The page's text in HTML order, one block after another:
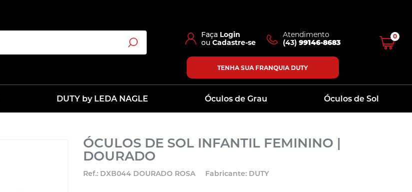
Faça Login
ouCadastre-se
Atendimento
(43)99146-8683
TENHA SUA FRANQUIA DUTY
0
DUTY by LEDA NAGLE Óculos de Grau Óculos de Sol
ÓCULOS DE SOL INFANTIL FEMININO |
DOURADO
Ref.: DXB044 DOURADO ROSA Fabricante: DUTY